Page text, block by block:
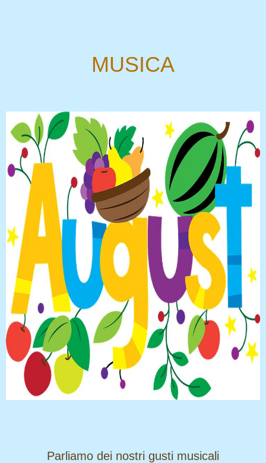
MUSICA
​​​​​​​Parliamo dei nostri gusti musicali